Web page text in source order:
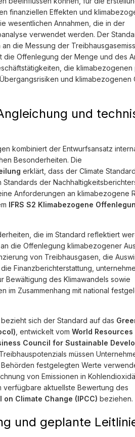
finanziellen Effekten und
wesentlichen Annahmen, die in der
verwendet werden. Der
die Messung der
die Offenlegung der Menge und des
die klimabezogenen
und klimabezogenen
und
kombiniert der Entwurfsansatz
Besonderheiten. Die
erklärt, dass der Climate
Standards der
Anforderungen an klimabezogene
IFRS S2 Klimabezogene
die im Standard reflektiert
die Offenlegung klimabezogener
von Treibhausgasen, die
Finanzberichterstattung,
Bewältigung des Klimawandels sowie
im Zusammenhang mit national
sich der Standard auf das
, entwickelt vom World
Council for Sustainable
müssen
festgelegten Werte
von Emissionen in
verfügbare aktuellste Bewertung des
Climate Change (IPCC) beziehen.
und geplante